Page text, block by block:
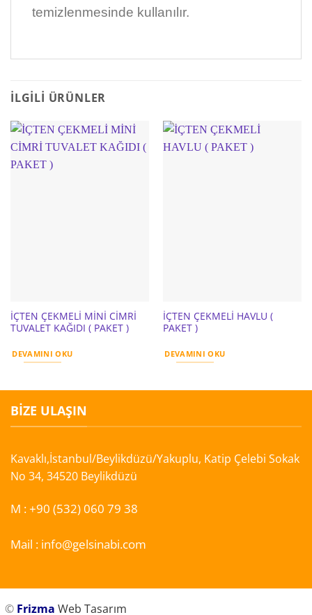
temizlenmesinde kullanılır.
İLGILI ÜRÜNLER
İÇTEN ÇEKMELİ MİNİ CİMRİ
TUVALET KAĞIDI ( PAKET )
DEVAMINI OKU
İÇTEN ÇEKMELİ HAVLU (
PAKET )
DEVAMINI OKU
BIZE ULAŞIN
Kavaklı,İstanbul/Beylikdüzü/Yakuplu, Katip Çelebi Sokak
No 34, 34520 Beylikdüzü
M :+90 (532) 060 79 38
Mail : info@gelsinabi.com
© Frizma Web Tasarım